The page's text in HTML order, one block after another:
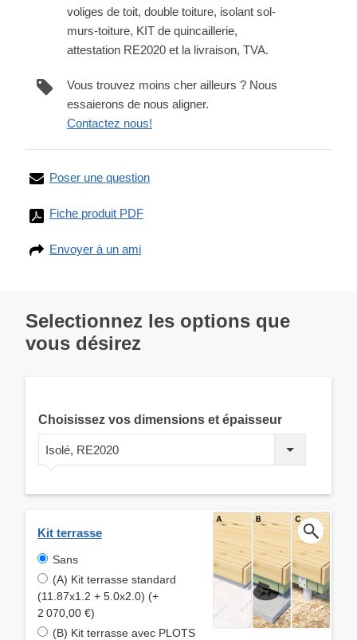
voliges de toit, double toiture, isolant sol-
murs-toiture, KIT de quincaillerie,
attestation RE2020 et la livraison, TVA.
Vous trouvez moins cher ailleurs ? Nous
essaierons de nous aligner.
Contactez nous!
Poser une question
Fiche produit PDF
Envoyer à un ami
Selectionnez les options que
vous désirez
Choisissez vos dimensions et épaisseur
Isolé, RE2020
Kit terrasse
Sans
(A) Kit terrasse standard
(11.87x1.2 + 5.0x2.0) (+
2 070,00 €)
(B) Kit terrasse avec PLOTS